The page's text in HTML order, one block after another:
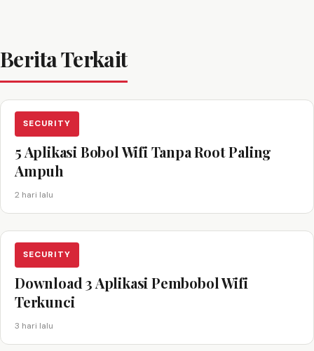
Berita Terkait
SECURITY
5 Aplikasi Bobol Wifi Tanpa Root Paling
Ampuh
2 hari lalu
SECURITY
Download 3 Aplikasi Pembobol Wifi
Terkunci
3 hari lalu